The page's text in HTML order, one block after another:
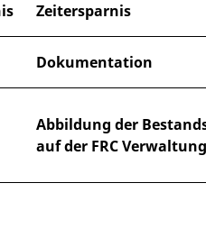
Zeitersparnis
Dokumentation
Abbildung der
auf der FRC